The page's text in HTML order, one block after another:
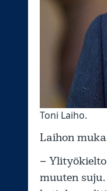
Toni Laiho.
Laihon
–
muuten